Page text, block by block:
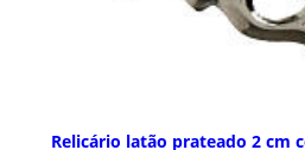
Relicário latão prateado 2 cm